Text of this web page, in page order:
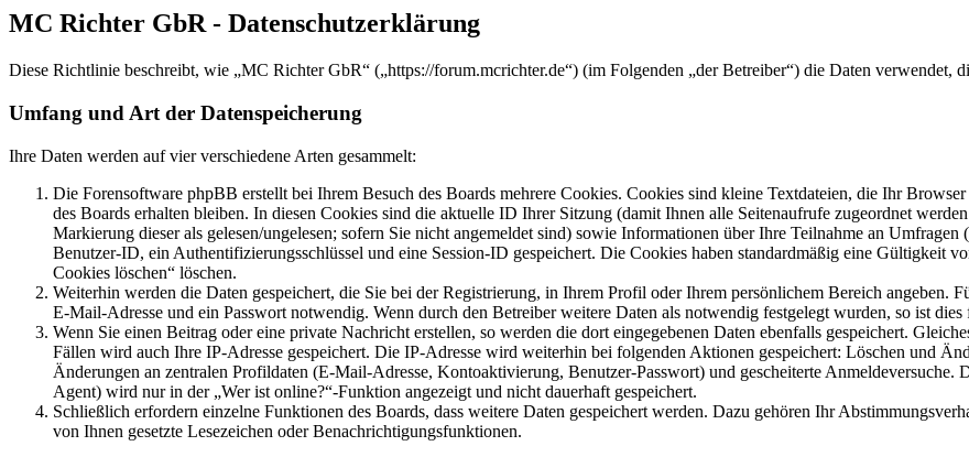
MC Richter GbR - Datenschutzerklärung
Diese Richtlinie beschreibt, wie „MC Richter GbR“ („https://forum.mcrichter.de“) (im Folgenden „der Betreiber“) die Daten verwendet,
Umfang und Art der Datenspeicherung
Ihre Daten werden auf vier verschiedene Arten gesammelt:
Die Forensoftware phpBB erstellt bei Ihrem Besuch des Boards mehrere Cookies. Cookies sind kleine Textdateien, die Ihr
des Boards erhalten bleiben. In diesen Cookies sind die aktuelle ID Ihrer Sitzung (damit Ihnen alle Seitenaufrufe zugeordnet
Markierung dieser als gelesen/ungelesen; sofern Sie nicht angemeldet sind) sowie Informationen über Ihre Teilnahme an
Benutzer-ID, ein Authentifizierungsschlüssel und eine Session-ID gespeichert. Die Cookies haben standardmäßig eine Gültigkeit
Cookies löschen“ löschen.
Weiterhin werden die Daten gespeichert, die Sie bei der Registrierung, in Ihrem Profil oder Ihrem persönlichem Bereich angeben.
E-Mail-Adresse und ein Passwort notwendig. Wenn durch den Betreiber weitere Daten als notwendig festgelegt wurden, so ist
Wenn Sie einen Beitrag oder eine private Nachricht erstellen, so werden die dort eingegebenen Daten ebenfalls gespeichert.
Fällen wird auch Ihre IP-Adresse gespeichert. Die IP-Adresse wird weiterhin bei folgenden Aktionen gespeichert: Löschen und
Änderungen an zentralen Profildaten (E-Mail-Adresse, Kontoaktivierung, Benutzer-Passwort) und gescheiterte
Agent) wird nur in der „Wer ist online?“-Funktion angezeigt und nicht dauerhaft gespeichert.
Schließlich erfordern einzelne Funktionen des Boards, dass weitere Daten gespeichert werden. Dazu gehören Ihr
von Ihnen gesetzte Lesezeichen oder Benachrichtigungsfunktionen.